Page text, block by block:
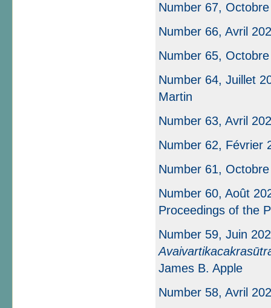
Number 67,
Number 66, Avril
Number 65,
Number 64, Juillet
Martin
Number 63, Avril
Number 62, Février
Number 61,
Number 60, Août
Proceedings of the
Number 59, Juin
James B. Apple
Number 58, Avril